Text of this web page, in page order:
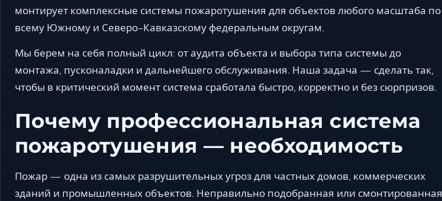
монтирует комплексные системы пожаротушения для объектов любого масштаба по
всему Южному и Северо-Кавказскому федеральным округам.
Мы берем на себя полный цикл: от аудита объекта и выбора типа системы до
монтажа, пусконаладки и дальнейшего обслуживания. Наша задача — сделать так,
чтобы в критический момент система сработала быстро, корректно и без сюрпризов.
Почему профессиональная система
пожаротушения — необходимость
Пожар — одна из самых разрушительных угроз для частных домов, коммерческих
зданий и промышленных объектов. Неправильно подобранная или смонтированная